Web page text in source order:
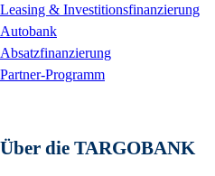
Leasing & Investitionsfinanzierung
Autobank
Absatzfinanzierung
Partner-Programm
Über die TARGOBANK